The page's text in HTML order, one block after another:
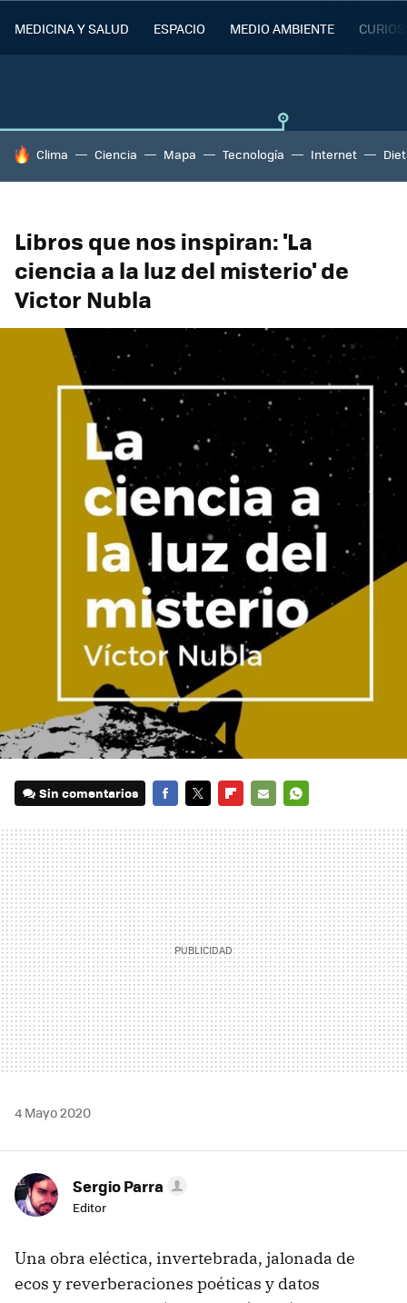
MEDICINA Y SALUD ESPACIO MEDIO AMBIENTE
HOY SE HABLA DE
Clima Ciencia Mapa Tecnología Internet
Libros que nos inspiran: 'La
ciencia a la luz del misterio' de
Victor Nubla
Sin comentarios
MAIL
4 Mayo 2020
Sergio Parra
Editor
Una obra eléctica, invertebrada, jalonada de
ecos y reverberaciones poéticas y datos